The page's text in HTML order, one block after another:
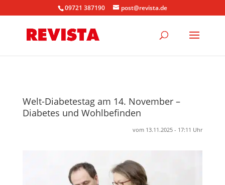
09721 387190 post@revista.de
Welt-Diabetestag am 14. November –
Diabetes und Wohlbefinden
vom 13.11.2025 - 17:11 Uhr